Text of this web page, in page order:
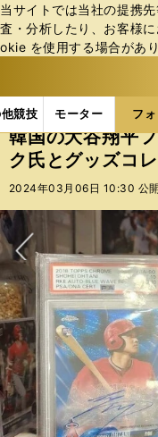
当サイトでは当社の提携
査・分析したり、お客様
okie を使⽤する場合があ
競技 モーター フォ
b
ス
ポ
ル
ー
バ
フォトギャラリー
韓国の大谷翔平
ク氏とグッズコ
2024年03月06日 10:30 公開
次へ